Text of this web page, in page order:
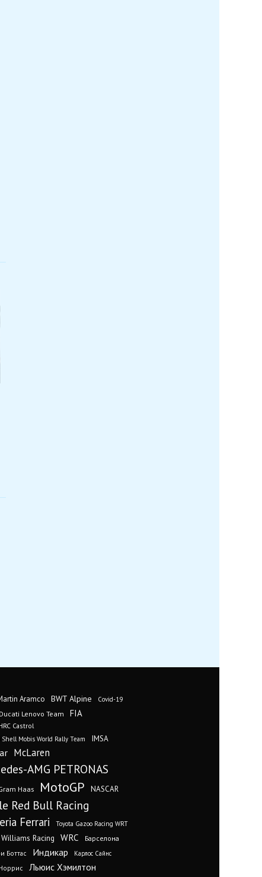
Aramco BWT Alpine Covid-19
Ducati Lenovo Team FIA
Castrol
Mobis World Rally Team IMSA
McLaren
AMG PETRONAS
Haas MotoGP NASCAR
Red Bull Racing
Ferrari Toyota Gazoo Racing WRT
Williams Racing WRC
Барселона
Боттас
Индикар Карлос Сайнс
Льюис Хэмилтон